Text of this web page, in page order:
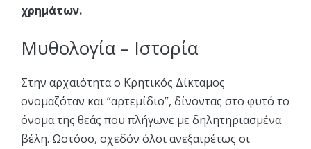
χρημάτων.
Μυθολογία – Ιστορία
Στην αρχαιότητα ο Κρητικός Δίκταμος
ονομαζόταν και “αρτεμίδιο”, δίνοντας στο φυτό το
όνομα της θεάς που πλήγωνε με δηλητηριασμένα
βέλη. Ωστόσο, σχεδόν όλοι ανεξαιρέτως οι